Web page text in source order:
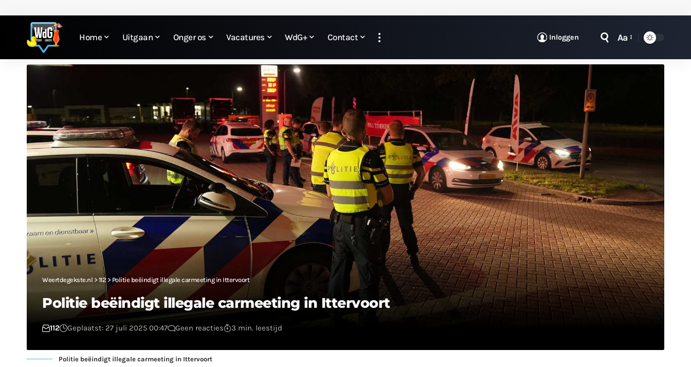
Home Uitgaan Onger os Vacatures WdG+ Contact Inloggen Aa
Weertdegekste.nl > 112> Politie beëindigt illegale carmeeting in Ittervoort
Politie beëindigt illegale carmeeting in Ittervoort
112 Geplaatst: 27 juli 2025 00:47 Geen reacties 3 min. leestijd
Politie beëindigt illegale carmeeting in Ittervoort